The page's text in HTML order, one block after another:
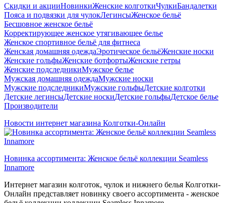
Скидки и акцииНовинкиЖенские колготкиЧулкиБандалетки
Пояса и подвязки для чулокЛегинсыЖенское бельё
Бесшовное женское бельё
Корректирующее женское утягивающее белье
Женское спортивное бельё для фитнеса
Женская домашняя одеждаЭротическое бельёЖенские носки
Женские гольфыЖенские ботфортыЖенские гетры
Женские подследникиМужское белье
Мужская домашняя одеждаМужские носки
Мужские подследникиМужские гольфыДетские колготки
Детские легинсыДетские носкиДетские гольфыДетское белье
Производители
Новости интернет магазина Колготки-Онлайн
Новинка ассортимента: Женское бельё коллекции Seamless
Innamore
Интернет магазин колготок, чулок и нижнего белья Колготки-
Онлайн представляет новинку своего ассортимента - женское